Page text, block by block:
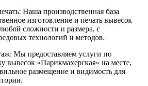
Наша производственная база
изготовление и печать вывесок
сложности и размера, с
технологий и методов.
Мы предоставляем услуги по
вывесок «Парикмахерская» на месте,
размещение и видимость для